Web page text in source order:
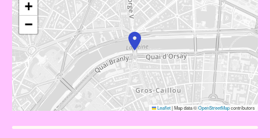
+
−
Leaflet|Map data ©OpenStreetMapcontributors